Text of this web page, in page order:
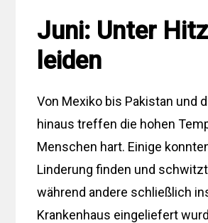
Juni: Unter
leiden
Von Mexiko bis Pakistan und
hinaus treffen die hohen
Menschen hart. Einige
Linderung finden und
während andere schließlich
Krankenhaus eingeliefert